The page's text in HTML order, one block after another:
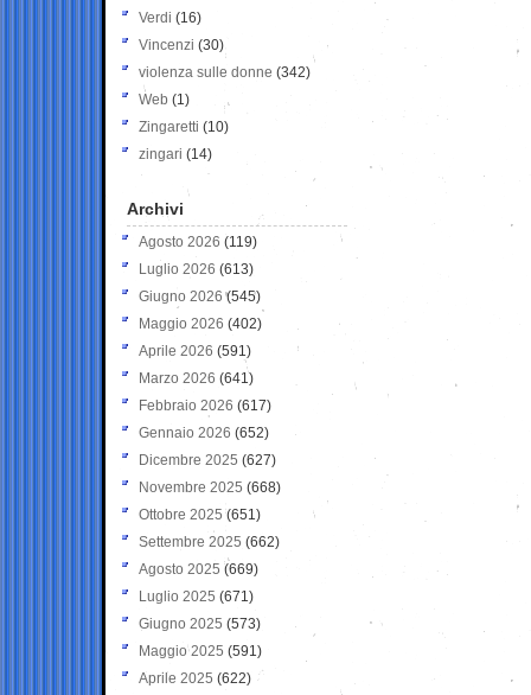
Verdi (16)
Vincenzi (30)
violenza sulle donne (342)
Web (1)
Zingaretti (10)
zingari (14)
Archivi
Agosto 2026 (119)
Luglio 2026 (613)
Giugno 2026 (545)
Maggio 2026 (402)
Aprile 2026 (591)
Marzo 2026 (641)
Febbraio 2026 (617)
Gennaio 2026 (652)
Dicembre 2025 (627)
Novembre 2025 (668)
Ottobre 2025 (651)
Settembre 2025 (662)
Agosto 2025 (669)
Luglio 2025 (671)
Giugno 2025 (573)
Maggio 2025 (591)
Aprile 2025 (622)